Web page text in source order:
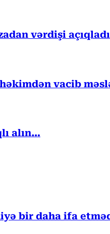
vərdişi açıqladı
vacib
alın…
bir daha ifa